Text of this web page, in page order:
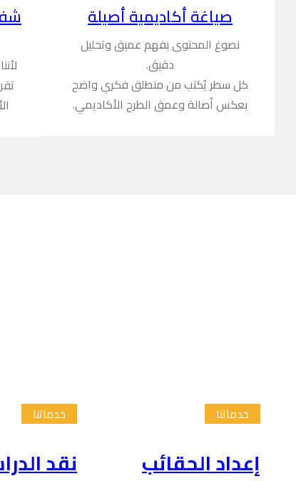
صياغة أكاديمية أصيلة
نصوغ المحتوى بفهم عميق وتحليل
دقيق.
كل سطر يُكتب من منطلق فكري واضح
يعكس أصالة وعمق الطرح الأكاديمي.
خدماتنا
إعداد الحقائب
خدماتنا
نقد